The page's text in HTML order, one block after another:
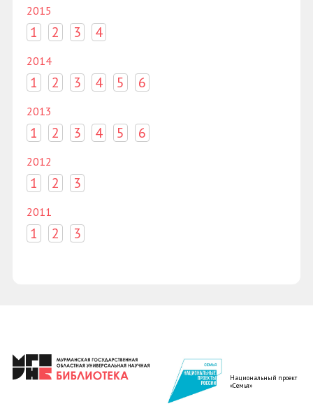
2015
1 2 3 4
2014
1 2 3 4 5 6
2013
1 2 3 4 5 6
2012
1 2 3
2011
1 2 3
Национальный проект
«Семья»